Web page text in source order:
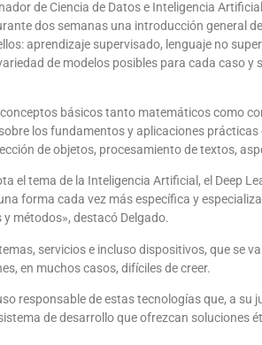
de Ciencia de Datos e Inteligencia
dos semanas una introducción general
aprendizaje supervisado, lenguaje no
de modelos posibles para cada caso
básicos tanto matemáticos como
los fundamentos y aplicaciones
de objetos, procesamiento de textos,
el tema de la Inteligencia Artificial, el Deep
forma cada vez más específica y
métodos», destacó Delgado.
servicios e incluso dispositivos, que se
en muchos casos, difíciles de creer.
responsable de estas tecnologías que, a su
de desarrollo que ofrezcan soluciones